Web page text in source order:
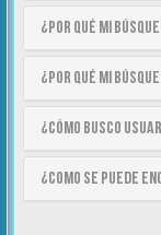
¿Por qué mi
¿Por qué mi
¿Cómo busco
¿Como se puede